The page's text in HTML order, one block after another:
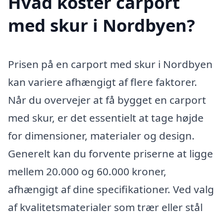
med skur i Nordbyen?
Prisen på en carport med skur i Nordbyen
kan variere afhængigt af flere faktorer.
Når du overvejer at få bygget en carport
med skur, er det essentielt at tage højde
for dimensioner, materialer og design.
Generelt kan du forvente priserne at ligge
mellem 20.000 og 60.000 kroner,
afhængigt af dine specifikationer. Ved valg
af kvalitetsmaterialer som trær eller stål